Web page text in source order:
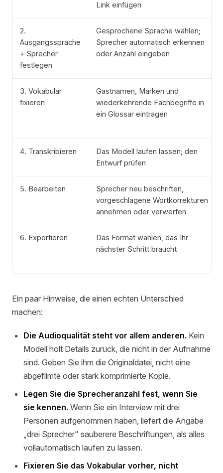
Link einfügen
2.
Ausgangssprache
+ Sprecher
festlegen
Gesprochene Sprache wählen;
Sprecher automatisch erkennen
oder Anzahl eingeben
3. Vokabular
fixieren
Gastnamen, Marken und
wiederkehrende Fachbegriffe in
ein Glossar eintragen
4. Transkribieren
Das Modell laufen lassen; den
Entwurf prüfen
5. Bearbeiten
Sprecher neu beschriften,
vorgeschlagene Wortkorrekturen
annehmen oder verwerfen
6. Exportieren
Das Format wählen, das Ihr
nächster Schritt braucht
Ein paar Hinweise, die einen echten Unterschied
machen:
Die Audioqualität steht vor allem anderen. Kein
Modell holt Details zurück, die nicht in der Aufnahme
sind. Geben Sie ihm die Originaldatei, nicht eine
abgefilmte oder stark komprimierte Kopie.
Legen Sie die Sprecheranzahl fest, wenn Sie
sie kennen. Wenn Sie ein Interview mit drei
Personen aufgenommen haben, liefert die Angabe
„drei Sprecher" sauberere Beschriftungen, als alles
vollautomatisch laufen zu lassen.
Fixieren Sie das Vokabular vorher, nicht